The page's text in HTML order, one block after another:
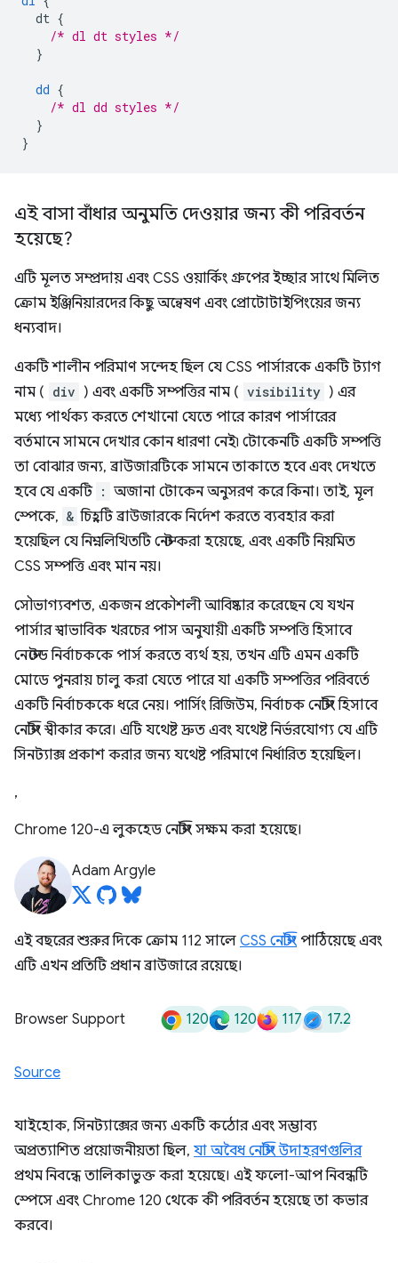
dt {
/* dl dt styles */
}
dd {
/* dl dd styles */
}
}
এই বাসা বাঁধার অনুমতি দেওয়ার জন্য কী পরিবর্তন
হয়েছে?
এটি মূলত সম্প্রদায় এবং CSS ওয়ার্কিং গ্রুপের ইচ্ছার সাথে মিলিত
ক্রোম ইঞ্জিনিয়ারদের কিছু অন্বেষণ এবং প্রোটোটাইপিংয়ের জন্য
ধন্যবাদ।
একটি শালীন পরিমাণ সন্দেহ ছিল যে CSS পার্সারকে একটি ট্যাগ
নাম ( div ) এবং একটি সম্পত্তির নাম ( visibility ) এর
মধ্যে পার্থক্য করতে শেখানো যেতে পারে কারণ পার্সারের
বর্তমানে সামনে দেখার কোন ধারণা নেই৷ টোকেনটি একটি সম্পত্তি
তা বোঝার জন্য, ব্রাউজারটিকে সামনে তাকাতে হবে এবং দেখতে
হবে যে একটি : অজানা টোকেন অনুসরণ করে কিনা। তাই, মূল
স্পেকে, & চিহ্নটি ব্রাউজারকে নির্দেশ করতে ব্যবহার করা
হয়েছিল যে নিম্নলিখিতটি নেস্ট করা হয়েছে, এবং একটি নিয়মিত
CSS সম্পত্তি এবং মান নয়।
সৌভাগ্যবশত, একজন প্রকৌশলী আবিষ্কার করেছেন যে যখন
পার্সার স্বাভাবিক খরচের পাস অনুযায়ী একটি সম্পত্তি হিসাবে
নেস্টেড নির্বাচককে পার্স করতে ব্যর্থ হয়, তখন এটি এমন একটি
মোডে পুনরায় চালু করা যেতে পারে যা একটি সম্পত্তির পরিবর্তে
একটি নির্বাচককে ধরে নেয়। পার্সিং রিজিউম, নির্বাচক নেস্টিং হিসাবে
নেস্টিং স্বীকার করে। এটি যথেষ্ট দ্রুত এবং যথেষ্ট নির্ভরযোগ্য যে এটি
সিনট্যাক্স প্রকাশ করার জন্য যথেষ্ট পরিমাণে নির্ধারিত হয়েছিল।
,
Chrome 120-এ লুকহেড নেস্টিং সক্ষম করা হয়েছে।
Adam Argyle
এই বছরের শুরুর দিকে ক্রোম 112 সালে CSS নেস্টিং পাঠিয়েছে এবং
এটি এখন প্রতিটি প্রধান ব্রাউজারে রয়েছে।
Browser Support 120 120 117 17.2
Source
যাইহোক, সিনট্যাক্সের জন্য একটি কঠোর এবং সম্ভাব্য
অপ্রত্যাশিত প্রয়োজনীয়তা ছিল, যা অবৈধ নেস্টিং উদাহরণগুলির
প্রথম নিবন্ধে তালিকাভুক্ত করা হয়েছে। এই ফলো-আপ নিবন্ধটি
স্পেসে এবং Chrome 120 থেকে কী পরিবর্তন হয়েছে তা কভার
করবে।